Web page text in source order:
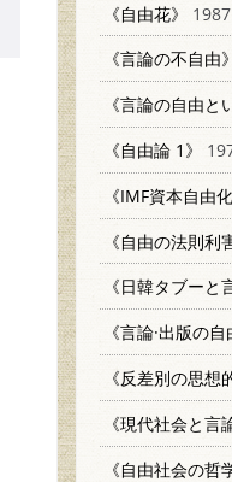
《自由花》
1987
《言論の不自由》
《言論の自由と
《自由論 1》
《IMF資本自由
《自由の法則利
《日韓タブーと
《言論·出版の自
《反差別の思想
《現代社会と言
《自由社会の哲